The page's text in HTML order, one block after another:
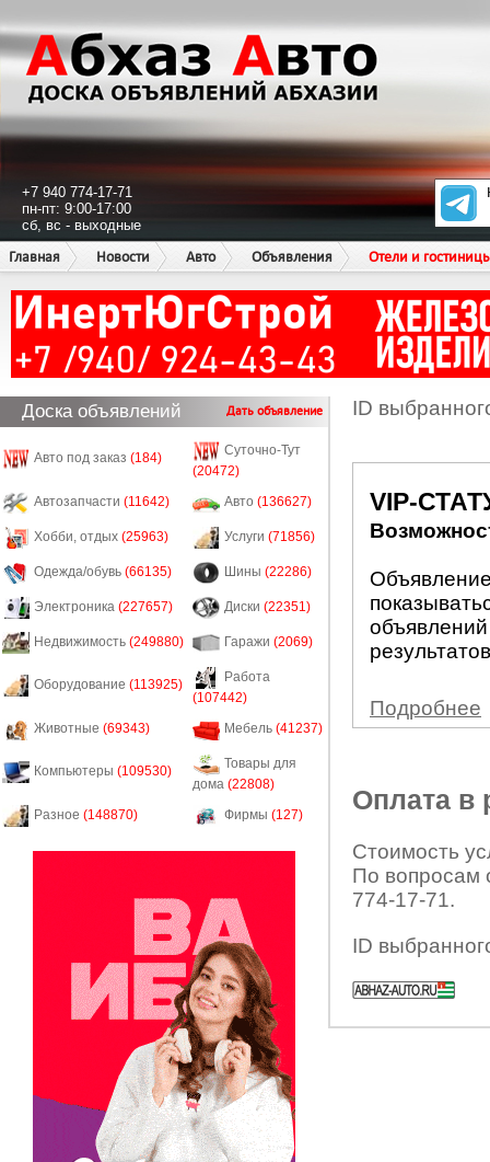
+7 940 774-17-71
пн-пт: 9:00-17:00
сб, вс - выходные
Главная
Новости Авто Объявления Отели и
Доска объявлений Дать объявление
Авто под заказ (184)
Суточно-Тут
(20472)
Автозапчасти (11642) Авто (136627)
Хобби, отдых (25963) Услуги (71856)
Одежда/обувь (66135) Шины (22286)
Электроника (227657) Диски (22351)
Недвижимость (249880) Гаражи (2069)
Оборудование (113925)
Работа
(107442)
Животные (69343) Мебель (41237)
Компьютеры (109530)
Товары для
дома (22808)
Разное (148870) Фирмы (127)
ID
VIP-
Подробнее
Оплата в
Стоимость
По вопросам
774-17-71.
ID